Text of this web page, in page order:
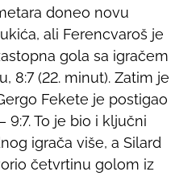
doneo novu
ali Ferencvaroš je
gola sa igračem
8:7 (22. minut). Zatim je
Fekete je postigao
To je bio i ključni
igrača više, a Silard
četvrtinu golom iz